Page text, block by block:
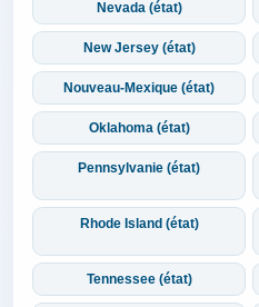
Nevada (état)
New Jersey (état)
Nouveau-Mexique (état)
Oklahoma (état)
Pennsylvanie (état)
Rhode Island (état)
Tennessee (état)